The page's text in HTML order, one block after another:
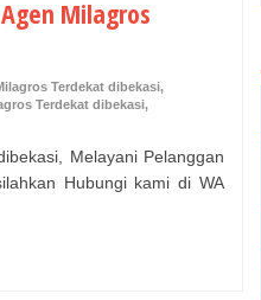
Milagros
Terdekat dibekasi,
Terdekat dibekasi,
Melayani Pelanggan
Hubungi kami di WA